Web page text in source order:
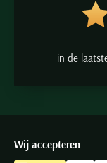
in de
Wij accepteren